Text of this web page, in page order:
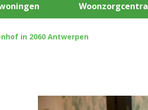
Woonzorgcentra
in 2060 Antwerpen